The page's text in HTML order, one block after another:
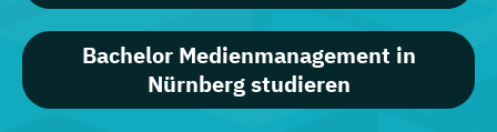
Bachelor Medienmanagement in
Nürnberg studieren